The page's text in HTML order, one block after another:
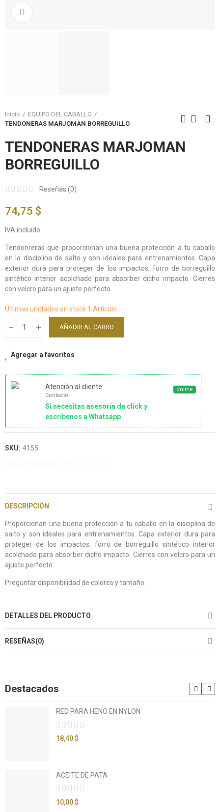
Inicio
EQUIPO DEL CABALLO
TENDONERAS MARJOMAN BORREGUILLO
TENDONERAS MARJOMAN
BORREGUILLO
Reseñas (0)
74,75 $
IVA incluido
Tendonreras que proporcionan una buena protección a tu caballo
en la disciplina de salto y son ideales para entrenamientos. Capa
exterior dura para proteger de los impactos, forro de borreguillo
sintético interior acolchado para absorber dicho impacto. Cierres
con velcro para un ajuste perfecto.
Últimas unidades en stock 1 Artículo
AÑADIR AL CARRO
Agregar a favoritos
Atención al cliente
Contacto
Si necesitas asesoría da click y
escríbenos a Whatsapp
online
SKU: 4155
DESCRIPCIÓN
Proporcionan una buena protección a tu caballo en la disciplina de
salto y son ideales para entrenamientos. Capa exterior dura para
proteger de los impactos, forro de borreguillo sintético interior
acolchado para absorber dicho impacto. Cierres con velcro para un
ajuste perfecto.
Preguntar disponibilidad de colores y tamaño.
DETALLES DEL PRODUCTO
RESEÑAS(0)
Destacados
RED PARA HENO EN NYLON
18,40 $
ACEITE DE PATA
10,00 $